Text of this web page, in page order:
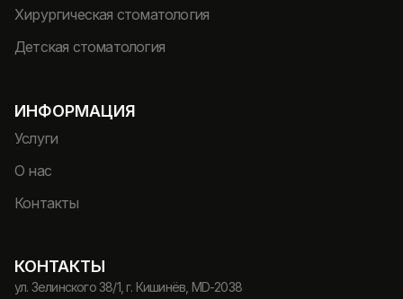
Хирургическая стоматология
Детская стоматология
ИНФОРМАЦИЯ
Услуги
О нас
Контакты
КОНТАКТЫ
ул. Зелинского 38/1, г. Кишинёв, MD-2038